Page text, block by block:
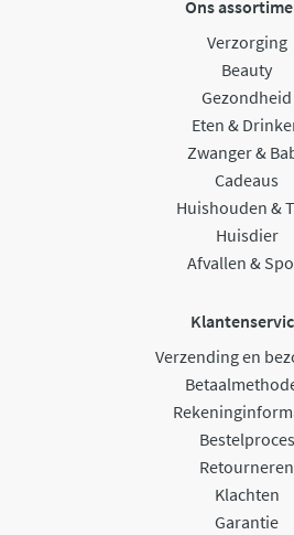
Ons
Verzorging
Beauty
Gezondheid
Eten &
Zwanger &
Cadeaus
Huishouden &
Huisdier
Afvallen &
Verzending en
Bestelproces
Retourneren
Klachten
Garantie